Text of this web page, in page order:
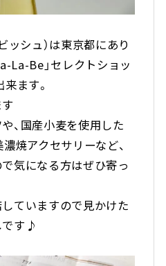
ッシュ）は東京都にあり
La-Be」セレクトショッ
ます。
、国産小麦を使用した
焼アクセサリーなど、
気になる方はぜひ寄っ
ていますので見かけた
です♪